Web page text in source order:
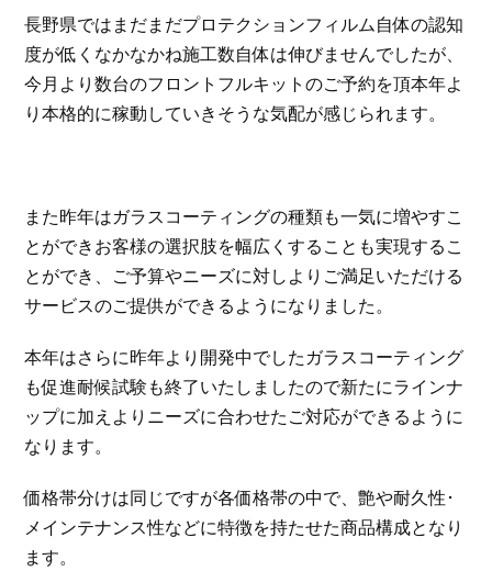
長野県ではまだまだプロテクションフィルム自体の認知
度が低くなかなかね施工数自体は伸びませんでしたが、
今月より数台のフロントフルキットのご予約を頂本年よ
り本格的に稼動していきそうな気配が感じられます。
また昨年はガラスコーティングの種類も一気に増やすこ
とができお客様の選択肢を幅広くすることも実現するこ
とができ、ご予算やニーズに対しよりご満足いただける
サービスのご提供ができるようになりました。
本年はさらに昨年より開発中でしたガラスコーティング
も促進耐候試験も終了いたしましたので新たにラインナ
ップに加えよりニーズに合わせたご対応ができるように
なります。
価格帯分けは同じですが各価格帯の中で、艶や耐久性･
メインテナンス性などに特徴を持たせた商品構成となり
ます。